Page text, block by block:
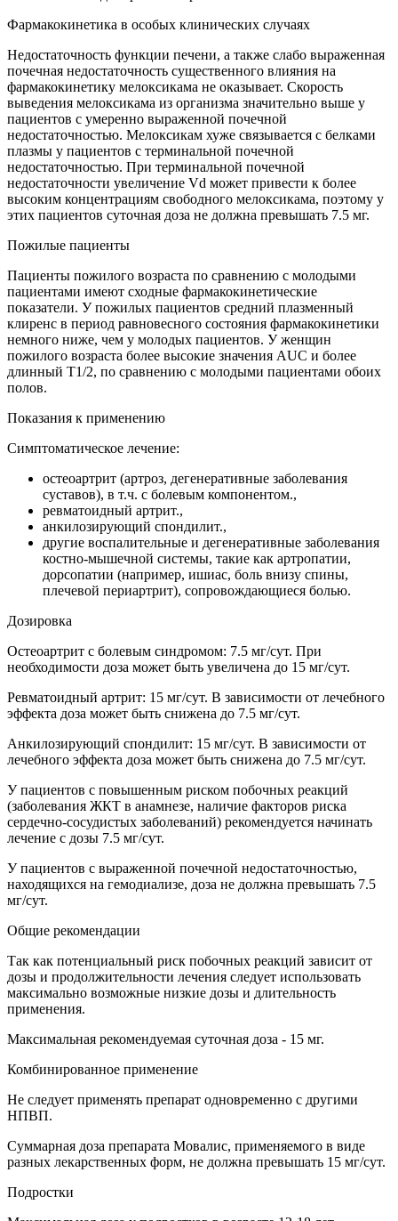
Фармакокинетика в особых клинических случаях
Недостаточность функции печени, а также слабо выраженная
почечная недостаточность существенного влияния на
фармакокинетику мелоксикама не оказывает. Скорость
выведения мелоксикама из организма значительно выше у
пациентов с умеренно выраженной почечной
недостаточностью. Мелоксикам хуже связывается с белками
плазмы у пациентов с терминальной почечной
недостаточностью. При терминальной почечной
недостаточности увеличение Vd может привести к более
высоким концентрациям свободного мелоксикама, поэтому у
этих пациентов суточная доза не должна превышать 7.5 мг.
Пожилые пациенты
Пациенты пожилого возраста по сравнению с молодыми
пациентами имеют сходные фармакокинетические
показатели. У пожилых пациентов средний плазменный
клиренс в период равновесного состояния фармакокинетики
немного ниже, чем у молодых пациентов. У женщин
пожилого возраста более высокие значения AUC и более
длинный T1/2, по сравнению с молодыми пациентами обоих
полов.
Показания к применению
Симптоматическое лечение:
остеоартрит (артроз, дегенеративные заболевания
суставов), в т.ч. с болевым компонентом.,
ревматоидный артрит.,
анкилозирующий спондилит.,
другие воспалительные и дегенеративные заболевания
костно-мышечной системы, такие как артропатии,
дорсопатии (например, ишиас, боль внизу спины,
плечевой периартрит), сопровождающиеся болью.
Дозировка
Остеоартрит с болевым синдромом: 7.5 мг/сут. При
необходимости доза может быть увеличена до 15 мг/сут.
Ревматоидный артрит: 15 мг/сут. В зависимости от лечебного
эффекта доза может быть снижена до 7.5 мг/сут.
Анкилозирующий спондилит: 15 мг/сут. В зависимости от
лечебного эффекта доза может быть снижена до 7.5 мг/сут.
У пациентов с повышенным риском побочных реакций
(заболевания ЖКТ в анамнезе, наличие факторов риска
сердечно-сосудистых заболеваний) рекомендуется начинать
лечение с дозы 7.5 мг/сут.
У пациентов с выраженной почечной недостаточностью,
находящихся на гемодиализе, доза не должна превышать 7.5
мг/сут.
Общие рекомендации
Так как потенциальный риск побочных реакций зависит от
дозы и продолжительности лечения следует использовать
максимально возможные низкие дозы и длительность
применения.
Максимальная рекомендуемая суточная доза - 15 мг.
Комбинированное применение
Не следует применять препарат одновременно с другими
НПВП.
Суммарная доза препарата Мовалис, применяемого в виде
разных лекарственных форм, не должна превышать 15 мг/сут.
Подростки